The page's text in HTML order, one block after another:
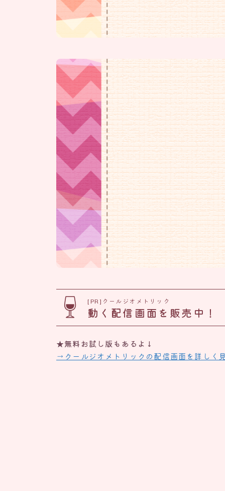
[PR]クールジオメトリック
動く配信画面を販売中！
★無料お試し版もあるよ↓
→クールジオメトリックの配信画面を詳しく